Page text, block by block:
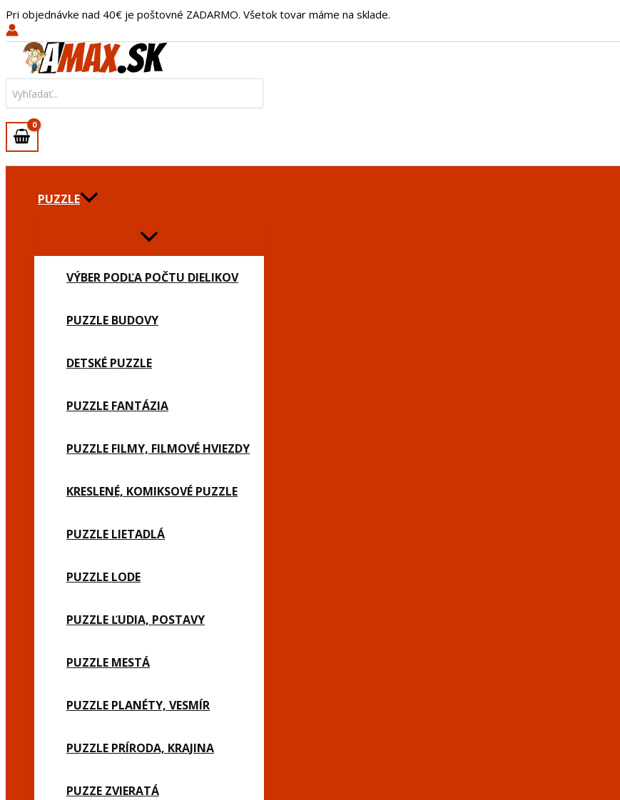
Preskočiť
na
obsah
Pri objednávke nad 40€ je poštovné ZADARMO. Všetok tovar máme na sklade.
for:
PUZZLE
VÝBER PODĽA POČTU DIELIKOV
PUZZLE BUDOVY
DETSKÉ PUZZLE
PUZZLE FANTÁZIA
PUZZLE FILMY, FILMOVÉ HVIEZDY
KRESLENÉ, KOMIKSOVÉ PUZZLE
PUZZLE LIETADLÁ
PUZZLE LODE
PUZZLE ĽUDIA, POSTAVY
PUZZLE MESTÁ
PUZZLE PLANÉTY, VESMÍR
PUZZLE PRÍRODA, KRAJINA
PUZZE ZVIERATÁ
Peňaženka
na
mince
Mačka
(model
1)